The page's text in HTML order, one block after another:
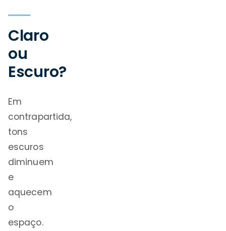
Claro
ou
Escuro?
Em
contrapartida,
tons
escuros
diminuem
e
aquecem
o
espaço.